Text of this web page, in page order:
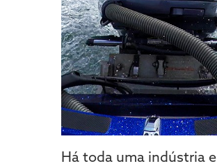
Há toda uma indústria